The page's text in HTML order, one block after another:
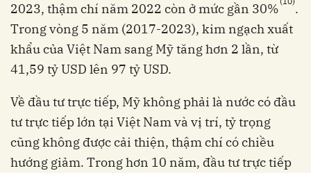
2023, thậm chí năm 2022 còn ở mức gần 30%
.
Trong vòng 5 năm (2017-2023), kim ngạch xuất
khẩu của Việt Nam sang Mỹ tăng hơn 2 lần, từ
41,59 tỷ USD lên 97 tỷ USD.
Về đầu tư trực tiếp, Mỹ không phải là nước có đầu
tư trực tiếp lớn tại Việt Nam và vị trí, tỷ trọng
cũng không được cải thiện, thậm chí có chiều
hướng giảm. Trong hơn 10 năm, đầu tư trực tiếp